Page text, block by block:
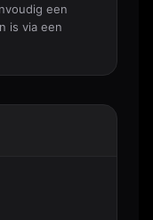
een
is via een